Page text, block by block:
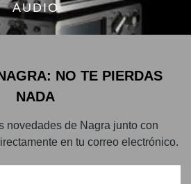
AUDIO
NO TE PIERDAS
NADA
novedades de Nagra junto con
en tu correo electrónico.